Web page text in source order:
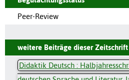
Peer-Review
weitere Beiträge dieser Zeitschrift
Didaktik Deutsch :